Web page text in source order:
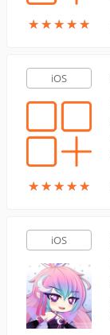
★★★★★
★★★★★
iOS
★★★★★
★★★★★
iOS